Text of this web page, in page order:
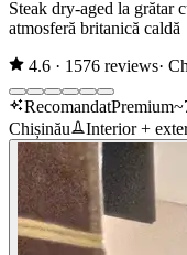
Steak dry-aged la grătar
atmosferă britanică caldă
4.6 · 1576 reviews·
RecomandatPremium
Chișinău
Interior +